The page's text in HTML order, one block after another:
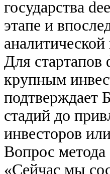
государства
этапе и
Для стартапов
крупным
подтверждает
стадий до
инвесторов
Вопрос
«Сейчас мы